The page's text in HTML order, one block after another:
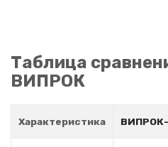
Таблица
ВИПРОК
Характеристика